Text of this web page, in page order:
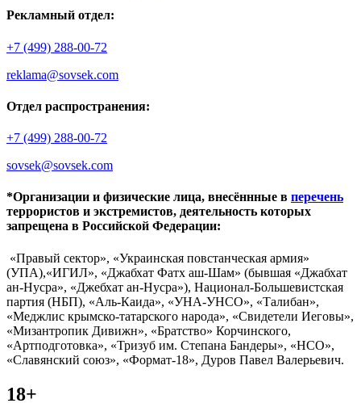
Рекламный отдел:
+7 (499) 288-00-72
reklama@sovsek.com
Отдел распространения:
+7 (499) 288-00-72
sovsek@sovsek.com
*Организации и физические лица, внесённные в перечень
террористов и экстремистов, деятельность которых
запрещена в Российской Федерации:
«Правый сектор», «Украинская повстанческая армия»
(УПА),«ИГИЛ», «Джабхат Фатх аш-Шам» (бывшая «Джабхат
ан-Нусра», «Джебхат ан-Нусра»), Национал-Большевистская
партия (НБП), «Аль-Каида», «УНА-УНСО», «Талибан»,
«Меджлис крымско-татарского народа», «Свидетели Иеговы»,
«Мизантропик Дивижн», «Братство» Корчинского,
«Артподготовка», «Тризуб им. Степана Бандеры», «НСО»,
«Славянский союз», «Формат-18», Дуров Павел Валерьевич.
18+